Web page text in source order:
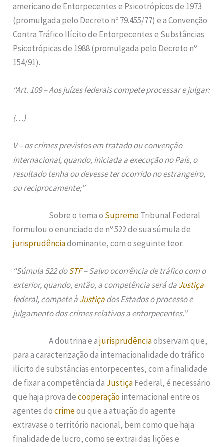
americano de Entorpecentes e Psicotrópicos de 1973
(promulgada pelo Decreto nº 79.455/77) e a Convenção
Contra Tráfico Ilícito de Entorpecentes e Substâncias
Psicotrópicas de 1988 (promulgada pelo Decreto nº
154/91).
“Art. 109 – Aos juízes federais compete processar e julgar:
(…)
V – os crimes previstos em tratado ou convenção
internacional, quando, iniciada a execução no País, o
resultado tenha ou devesse ter ocorrido no estrangeiro,
ou reciprocamente;”
Sobre o tema o SupremoTribunal Federal
formulou o enunciado de nº 522 de sua súmula de
jurisprudênciadominante, com o seguinte teor:
“Súmula 522 doSTF– Salvo ocorrência de tráfico com o
exterior, quando, então, a competência será daJustiça
federal, compete àJustiçados Estados o processo e
julgamento dos crimes relativos a entorpecentes.”
A doutrina e ajurisprudênciaobservam que,
para a caracterização da internacionalidade do tráfico
ilícito de substâncias entorpecentes, com a finalidade
de fixar a competência da JustiçaFederal, é necessário
que haja prova decooperaçãointernacional entre os
agentes docrimeou que a atuação do agente
extravase o território nacional, bem como que haja
finalidade de lucro, como se extrai das lições e